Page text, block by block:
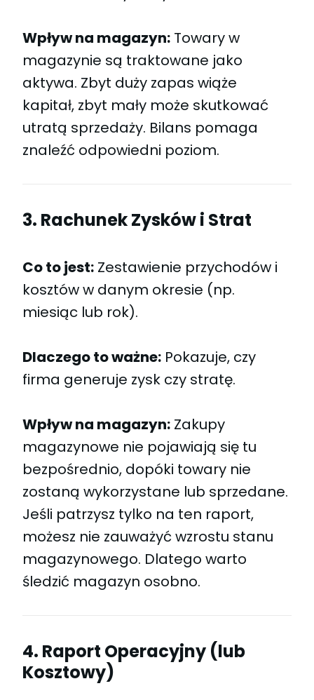
Wpływ na magazyn: Towary w
magazynie są traktowane jako
aktywa. Zbyt duży zapas wiąże
kapitał, zbyt mały może skutkować
utratą sprzedaży. Bilans pomaga
znaleźć odpowiedni poziom.
3. Rachunek Zysków i Strat
Co to jest: Zestawienie przychodów i
kosztów w danym okresie (np.
miesiąc lub rok).
Dlaczego to ważne: Pokazuje, czy
firma generuje zysk czy stratę.
Wpływ na magazyn: Zakupy
magazynowe nie pojawiają się tu
bezpośrednio, dopóki towary nie
zostaną wykorzystane lub sprzedane.
Jeśli patrzysz tylko na ten raport,
możesz nie zauważyć wzrostu stanu
magazynowego. Dlatego warto
śledzić magazyn osobno.
4. Raport Operacyjny (lub
Kosztowy)